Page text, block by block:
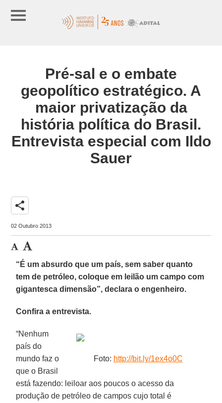
Pré-sal e o embate
geopolítico estratégico. A
maior privatização da
história política do Brasil.
Entrevista especial com Ildo
Sauer
share
02 Outubro 2013
“É um absurdo que um país, sem saber quanto
tem de petróleo, coloque em leilão um campo com
gigantesca dimensão”, declara o engenheiro.
Confira a entrevista.
Foto: http://bit.ly/1ex4o0C
“Nenhum
país do
mundo faz o
que o Brasil
está fazendo: leiloar aos poucos o acesso da
produção de petróleo de campos cujo total é